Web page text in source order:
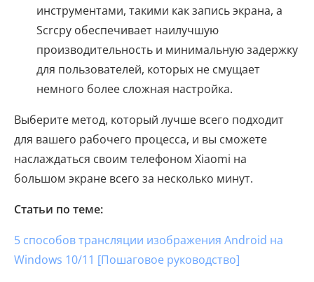
инструментами, такими как запись экрана, а
Scrcpy обеспечивает наилучшую
производительность и минимальную задержку
для пользователей, которых не смущает
немного более сложная настройка.
Выберите метод, который лучше всего подходит
для вашего рабочего процесса, и вы сможете
наслаждаться своим телефоном Xiaomi на
большом экране всего за несколько минут.
Статьи по теме:
5 способов трансляции изображения Android на
Windows 10/11 [Пошаговое руководство]